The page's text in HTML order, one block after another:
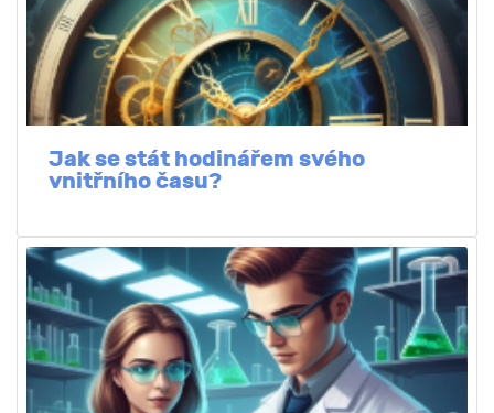
Jak se stát hodinářem svého
vnitřního času?